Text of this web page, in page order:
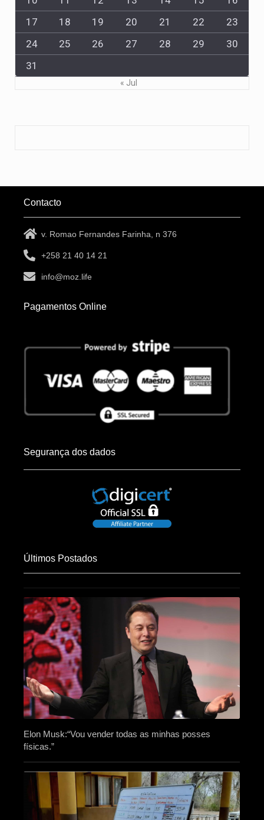
17
18 19 20 21 22
23
24
25 26 27 28 29
30
31
« Jul
Contacto
v. Romao Fernandes Farinha, n 376
+258 21 40 14 21
info@moz.life
Pagamentos Online
Segurança dos dados
Últimos Postados
Elon Musk:“Vou vender todas as minhas posses
físicas.”